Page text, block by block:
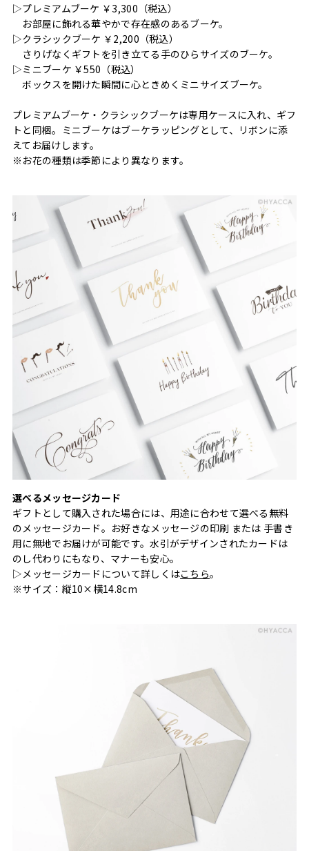
▷プレミアムブーケ ￥3,300（税込）
お部屋に飾れる華やかで存在感のあるブーケ。
▷クラシックブーケ ￥2,200（税込）
さりげなくギフトを引き立てる手のひらサイズのブーケ。
▷ミニブーケ ￥550（税込）
ボックスを開けた瞬間に心ときめくミニサイズブーケ。
プレミアムブーケ・クラシックブーケは専用ケースに入れ、ギフ
トと同梱。ミニブーケはブーケラッピングとして、リボンに添
えてお届けします。
※お花の種類は季節により異なります。
選べるメッセージカード
ギフトとして購入された場合には、用途に合わせて選べる無料
のメッセージカード。お好きなメッセージの印刷 または 手書き
用に無地でお届けが可能です。水引がデザインされたカードは
のし代わりにもなり、マナーも安心。
▷メッセージカードについて詳しくはこちら。
※サイズ：縦10×横14.8cm